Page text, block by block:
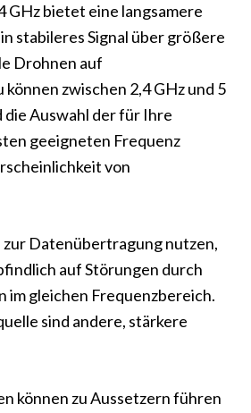
GHz bietet eine langsamere
stabileres Signal über größere
Drohnen auf
zwischen 2,4 GHz und 5
die Auswahl der für Ihre
geeigneten Frequenz
von
zur Datenübertragung nutzen,
auf Störungen durch
im gleichen Frequenzbereich.
sind andere, stärkere
können zu Aussetzern führen